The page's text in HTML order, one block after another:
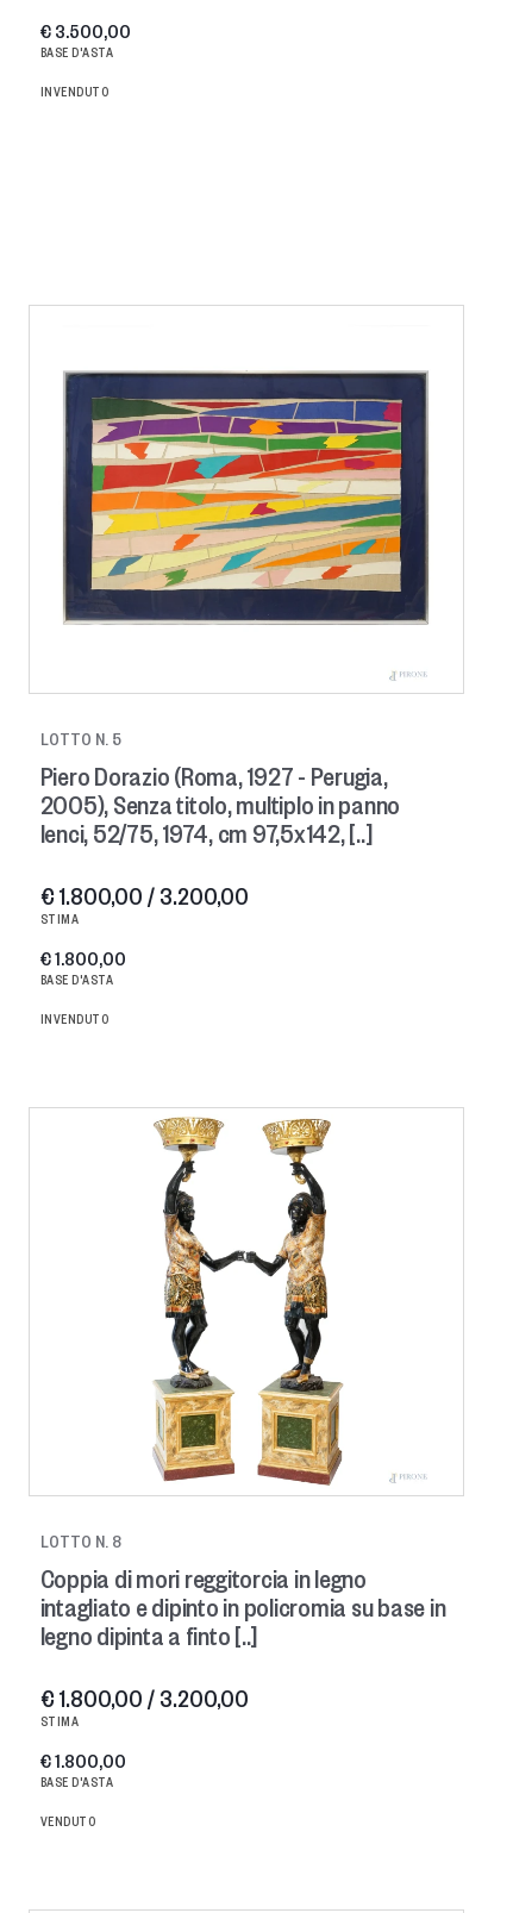
€ 3.500,00
BASE D'ASTA
INVENDUTO
LOTTO N. 5
Piero Dorazio (Roma, 1927 - Perugia,
2005), Senza titolo, multiplo in panno
lenci, 52/75, 1974, cm 97,5x142, [..]
€ 1.800,00 / 3.200,00
STIMA
€ 1.800,00
BASE D'ASTA
INVENDUTO
LOTTO N. 8
Coppia di mori reggitorcia in legno
intagliato e dipinto in policromia su base in
legno dipinta a finto [..]
€ 1.800,00 / 3.200,00
STIMA
€ 1.800,00
BASE D'ASTA
VENDUTO